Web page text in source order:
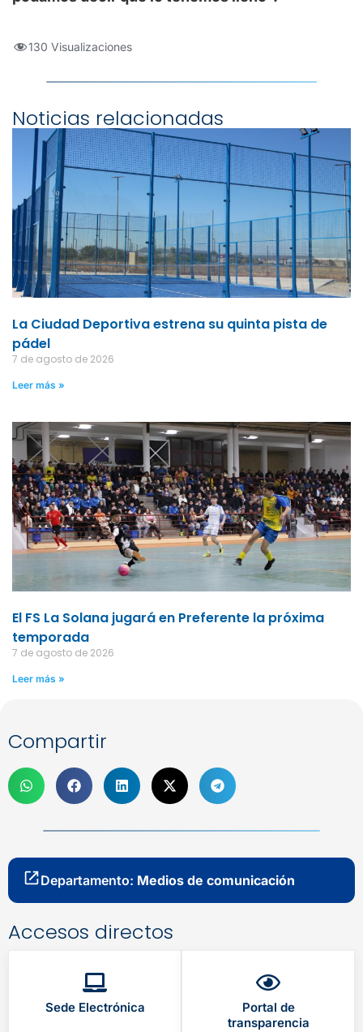
130 Visualizaciones
Noticias relacionadas
La Ciudad Deportiva estrena su quinta pista de
pádel
7 de agosto de 2026
Leer más »
El FS La Solana jugará en Preferente la próxima
temporada
7 de agosto de 2026
Leer más »
Compartir
Departamento: Medios de comunicación
Accesos directos
Sede Electrónica
Portal de
transparencia